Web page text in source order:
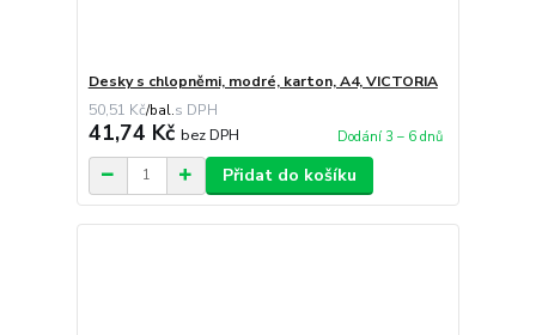
Desky s chlopněmi, modré, karton, A4, VICTORIA
50,51 Kč/bal.
41,74 Kč bez DPH Dodání 3 – 6 dnů
Přidat do košíku